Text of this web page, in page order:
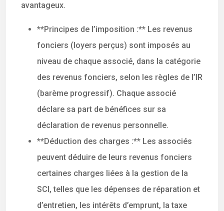
avantageux.
**Principes de l’imposition :** Les revenus
fonciers (loyers perçus) sont imposés au
niveau de chaque associé, dans la catégorie
des revenus fonciers, selon les règles de l’IR
(barème progressif). Chaque associé
déclare sa part de bénéfices sur sa
déclaration de revenus personnelle.
**Déduction des charges :** Les associés
peuvent déduire de leurs revenus fonciers
certaines charges liées à la gestion de la
SCI, telles que les dépenses de réparation et
d’entretien, les intérêts d’emprunt, la taxe